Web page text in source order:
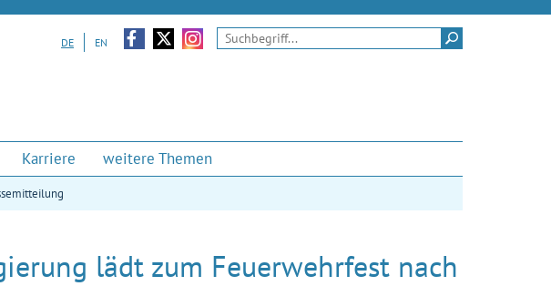
DE EN
Zu unserem Facebook-AuftrittZu unserem Twitter-KanalZu unseren Instagram-Momenten
Suchen
Karriere weitere Themen
lädt zum Feuerwehrfest nach